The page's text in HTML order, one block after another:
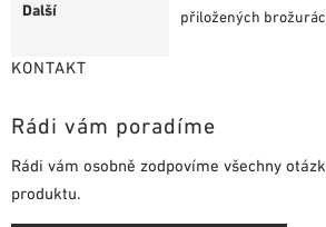
Další
přiložených
KONTAKT
Rádi vám poradíme
Rádi vám osobně zodpovíme všechny
produktu.